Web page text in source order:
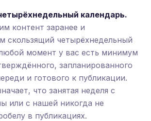
календарь.
контент заранее и
скользящий четырёхнедельный
момент у вас есть минимум
запланированного
и готового к публикации.
что занятая неделя с
или с нашей никогда не
в публикациях.